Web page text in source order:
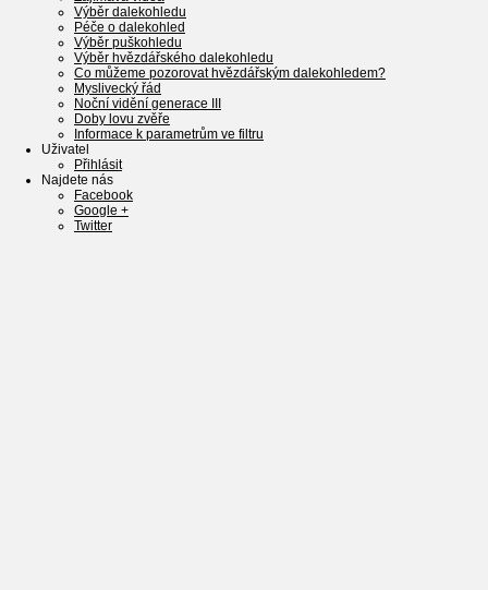
Výběr dalekohledu
Péče o dalekohled
Výběr puškohledu
Výběr hvězdářského dalekohledu
Co můžeme pozorovat hvězdářským dalekohledem?
Myslivecký řád
Noční vidění generace III
Doby lovu zvěře
Informace k parametrům ve filtru
Uživatel
Přihlásit
Najdete nás
Facebook
Google +
Twitter